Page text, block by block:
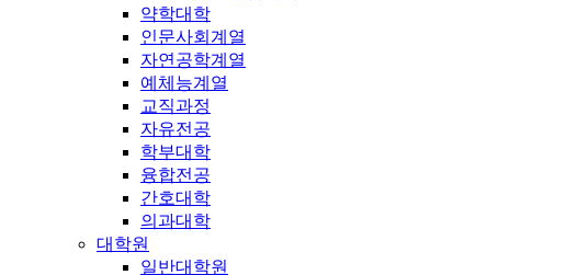
약학대학
인문사회계열
자연공학계열
예체능계열
교직과정
자유전공
학부대학
융합전공
간호대학
의과대학
대학원
일반대학원